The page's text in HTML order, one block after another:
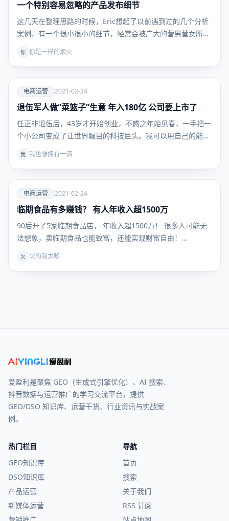
产品运
一个特别容易忽略的产品发布细节
这几天在整理思路的时候，Eric想起了以前遇到过的几个分析
案例，有一个很小很小的细节，经常会被广大的营男营女所…
你 你是一样的烟火
爱
电商运
营
电商运营 2021-02-24
退伍军人做“菜篮子”生意 年入180亿 公司要上市了
任正非退伍后，43岁才开始创业，不惑之年始见春，一手把一
个小公司变成了让世界瞩目的科技巨头。我可以用自己的能
我 我也想拥有一辆
爱
电商运
营
电商运营 2021-02-24
临期食品有多赚钱？ 有人年收入超1500万
90后开了5家临期食品店， 年收入超1500万！ 很多人可能无
法想象，卖临期食品也能致富，还能实现财富自由！…
欠 欠旳我太哆
爱盈利是聚焦 GEO（生成式引擎优化）、AI 搜索、
抖音数据与运营推广的学习交流平台，提供
GEO/DSO 知识库、运营干货、行业资讯与实战案
例。
热门栏目
GEO知识库
DSO知识库
产品运营
新媒体运营
导航
首页
搜索
关于我们
RSS 订阅